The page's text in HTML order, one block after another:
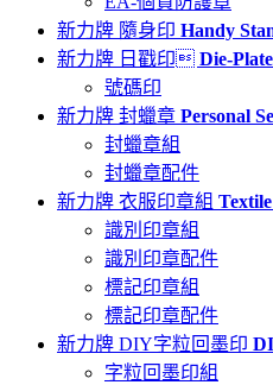
新力牌 隨身印 Handy
新力牌 日戳印 Die-
號碼印
新力牌 封蠟章 Personal
封蠟章組
封蠟章配件
新力牌 衣服印章組
識別印章組
識別印章配件
標記印章組
標記印章配件
新力牌 DIY字粒回墨印
字粒回墨印組